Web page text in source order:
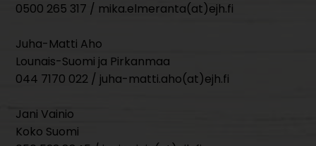
0500 265 317 / mika.elmeranta(at)ejh.fi
Juha-Matti Aho
Lounais-Suomi ja Pirkanmaa
044 7170 022 / juha-matti.aho(at)ejh.fi
Jani Vainio
Koko Suomi